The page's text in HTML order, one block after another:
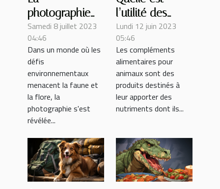
photographie
comme vecteur
de protection :
Comment les
images sauvent
les animaux
Samedi 8 juillet 2023
04:46
Dans un monde où les
défis
environnementaux
menacent la faune et
la flore, la
photographie s'est
révélée...
l’utilité des
compléments
alimentaires
pour chien ?
Lundi 12 juin 2023
05:46
Les compléments
alimentaires pour
animaux sont des
produits destinés à
leur apporter des
nutriments dont ils...